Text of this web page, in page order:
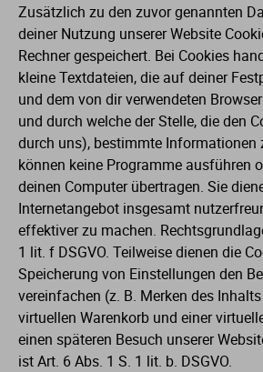
Zusätzlich zu den zuvor genannten
deiner Nutzung unserer Website
Rechner gespeichert. Bei Cookies
kleine Textdateien, die auf deiner
und dem von dir verwendeten
und durch welche der Stelle, die den
durch uns), bestimmte Informationen
können keine Programme ausführen
deinen Computer übertragen. Sie
Internetangebot insgesamt
effektiver zu machen.
1 lit. f DSGVO. Teilweise dienen die
Speicherung von Einstellungen den
vereinfachen (z. B. Merken des
virtuellen Warenkorb und einer
einen späteren Besuch unserer
ist Art. 6 Abs. 1 S. 1 lit. b. DSGVO.